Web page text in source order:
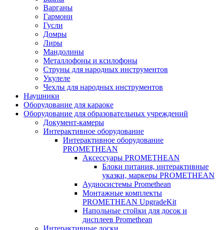
Варганы
Гармони
Гусли
Домры
Лиры
Мандолины
Металлофоны и ксилофоны
Струны для народных инструментов
Укулеле
Чехлы для народных инструментов
Наушники
Оборудование для караоке
Оборудование для образовательных учреждений
Документ-камеры
Интерактивное оборудование
Интерактивное оборудование
PROMETHEAN
Аксессуары PROMETHEAN
Блоки питания, интерактивные
указки, маркеры PROMETHEAN
Аудиосистемы Promethean
Монтажные комплекты
PROMETHEAN UpgradeKit
Напольные стойки для досок и
дисплеев Promethean
Интерактивные доски